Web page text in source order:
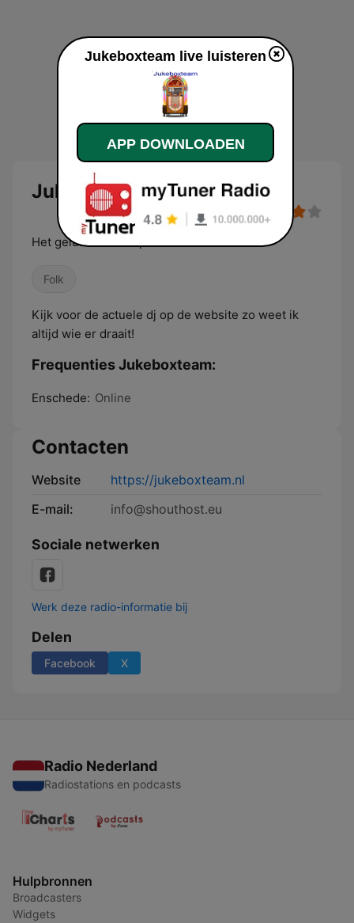
Jukeboxteam
Het geluid knalt u speakers uit
Folk
Kijk voor de actuele dj op de website zo weet ik
altijd wie er draait!
Frequenties Jukeboxteam:
Enschede: Online
Contacten
Website
https://jukeboxteam.nl
E-mail:
info@shouthost.eu
Sociale netwerken
Werk deze radio-informatie bij
Delen
Facebook X
Radio Nederland
Radiostations en podcasts
Hulpbronnen
Broadcasters
Widgets
Jukeboxteam live luisteren
APP DOWNLOADEN